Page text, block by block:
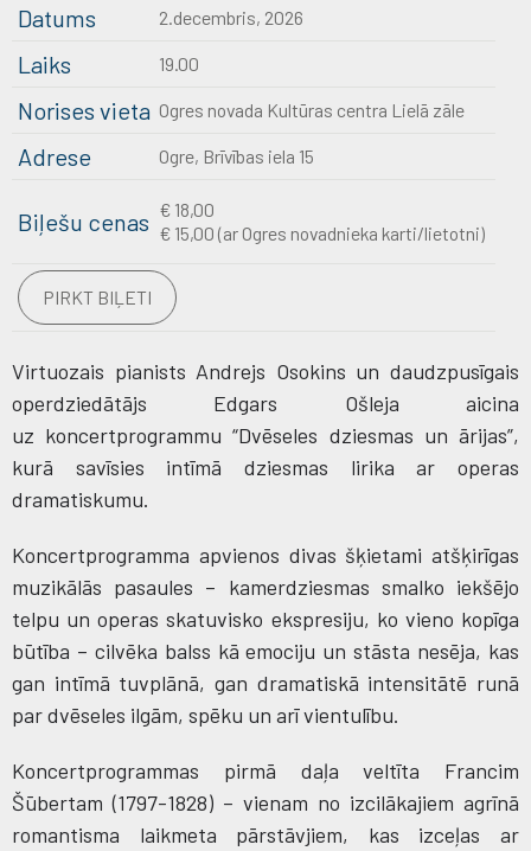
Datums 2.decembris, 2026
Laiks 19.00
Norises vieta Ogres novada Kultūras centra Lielā zāle
Adrese Ogre, Brīvības iela 15
Biļešu cenas € 18,00
€ 15,00 (ar Ogres novadnieka karti/lietotni)
PIRKT BIĻETI
Virtuozais pianists Andrejs Osokins un daudzpusīgais
operdziedātājs Edgars Ošleja aicina
uz koncertprogrammu “Dvēseles dziesmas un ārijas”,
kurā savīsies intīmā dziesmas lirika ar operas
dramatiskumu.
Koncertprogramma apvienos divas šķietami atšķirīgas
muzikālās pasaules – kamerdziesmas smalko iekšējo
telpu un operas skatuvisko ekspresiju, ko vieno kopīga
būtība – cilvēka balss kā emociju un stāsta nesēja, kas
gan intīmā tuvplānā, gan dramatiskā intensitātē runā
par dvēseles ilgām, spēku un arī vientulību.
Koncertprogrammas pirmā daļa veltīta Francim
Šūbertam (1797-1828) – vienam no izcilākajiem agrīnā
romantisma laikmeta pārstāvjiem, kas izceļas ar